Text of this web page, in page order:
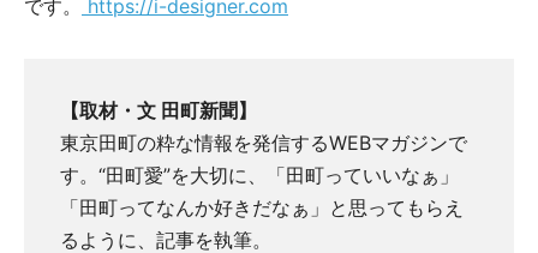
です。
https://i-designer.com
【取材・文 田町新聞】
東京田町の粋な情報を発信するWEBマガジンで
す。“田町愛”を大切に、「田町っていいなぁ」
「田町ってなんか好きだなぁ」と思ってもらえ
るように、記事を執筆。